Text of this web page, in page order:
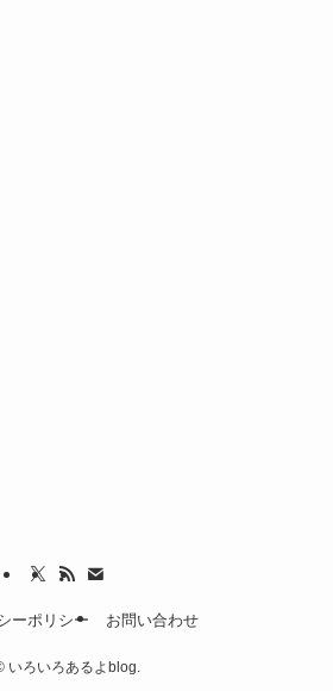
ーポリシー お問い合わせ
いろいろあるよblog.